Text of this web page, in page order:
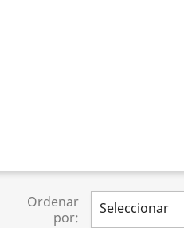
Ordenar
por:
Seleccionar